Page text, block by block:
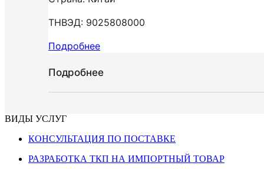
ТНВЭД: 9025808000
Подробнее
Подробнее
ВИДЫ УСЛУГ
КОНСУЛЬТАЦИЯ ПО ПОСТАВКЕ
РАЗРАБОТКА ТКП НА ИМПОРТНЫЙ ТОВАР